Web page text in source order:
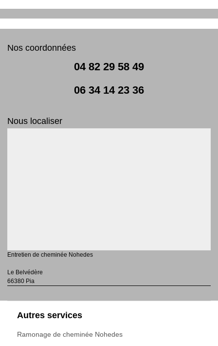
Nos coordonnées
04 82 29 58 49
06 34 14 23 36
Nous localiser
Entretien de cheminée Nohedes
Le Belvédère
66380 Pia
Autres services
Ramonage de cheminée Nohedes